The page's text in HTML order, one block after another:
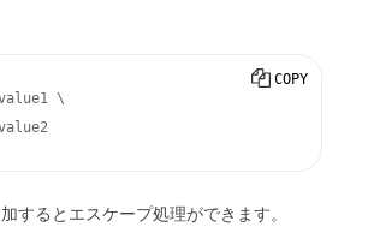
\
COPY
するとエスケープ処理ができます。